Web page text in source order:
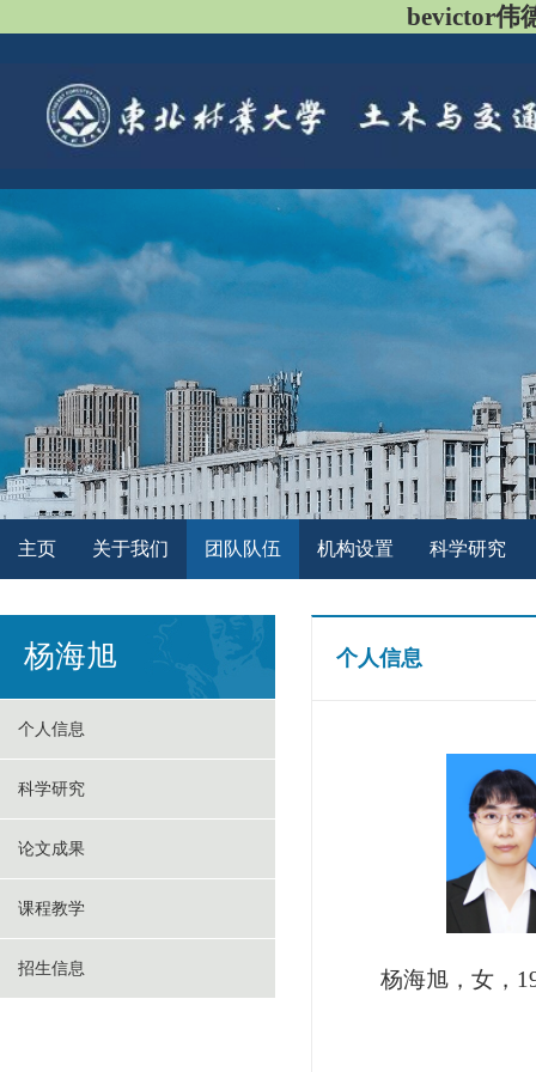
bevictor伟
主页 关于我们 团队队伍 机构设置 科学研究
杨海旭
个人信息
科学研究
论文成果
课程教学
招生信息
个人信息
杨海旭，女，